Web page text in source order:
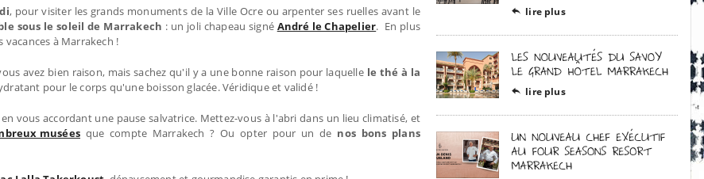
, pour visiter les grands monuments de la Ville Ocre ou arpenter ses ruelles avant le
sous le soleil de Marrakech : un joli chapeau signé André le Chapelier. En plus
à Marrakech !
avez bien raison, mais sachez qu'il y a une bonne raison pour laquelle le thé à la
pour le corps qu'une boisson glacée. Véridique et validé !
en vous accordant une pause salvatrice. Mettez-vous à l'abri dans un lieu climatisé, et
musées que compte Marrakech ? Ou opter pour un de nos bons plans
 lire plus
 lire plus